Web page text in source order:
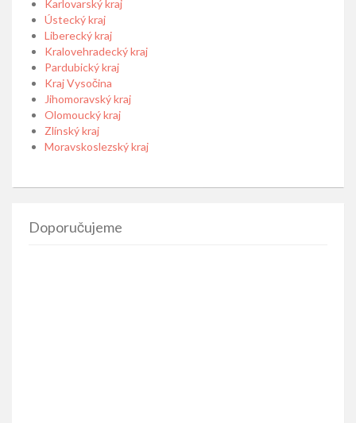
Karlovarský kraj
Ústecký kraj
Liberecký kraj
Kralovehradecký kraj
Pardubický kraj
Kraj Vysočina
Jihomoravský kraj
Olomoucký kraj
Zlínský kraj
Moravskoslezský kraj
Doporučujeme